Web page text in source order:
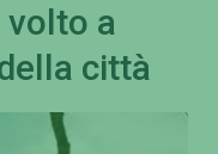
a
città